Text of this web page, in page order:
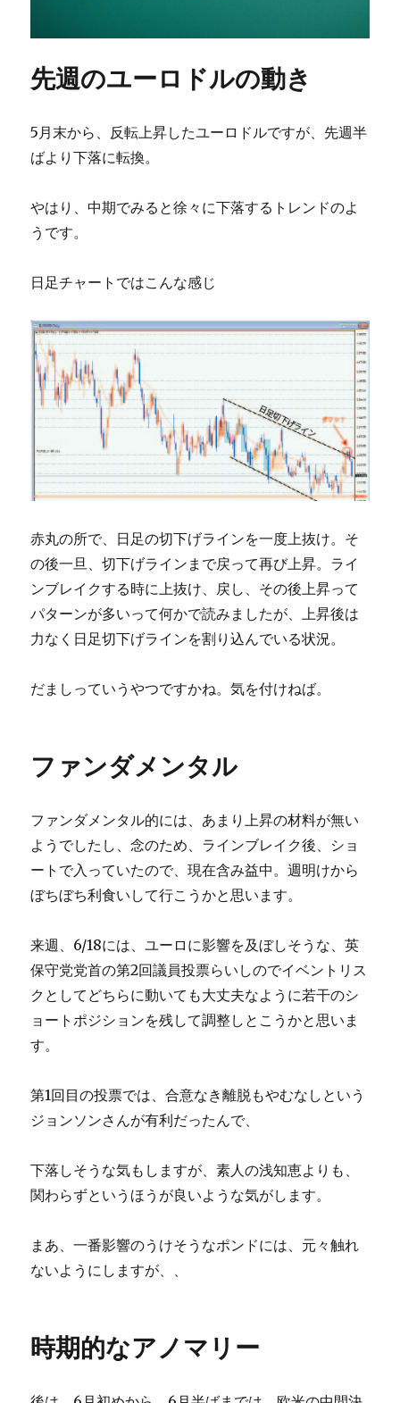
先週のユーロドルの動き
5月末から、反転上昇したユーロドルですが、先週半
ばより下落に転換。
やはり、中期でみると徐々に下落するトレンドのよ
うです。
日足チャートではこんな感じ
赤丸の所で、日足の切下げラインを一度上抜け。そ
の後一旦、切下げラインまで戻って再び上昇。ライ
ンブレイクする時に上抜け、戻し、その後上昇って
パターンが多いって何かで読みましたが、上昇後は
力なく日足切下げラインを割り込んでいる状況。
だましっていうやつですかね。気を付けねば。
ファンダメンタル
ファンダメンタル的には、あまり上昇の材料が無い
ようでしたし、念のため、ラインブレイク後、ショ
ートで入っていたので、現在含み益中。週明けから
ぼちぼち利食いして行こうかと思います。
来週、6/18には、ユーロに影響を及ぼしそうな、英
保守党党首の第2回議員投票らいしのでイベントリス
クとしてどちらに動いても大丈夫なように若干のシ
ョートポジションを残して調整しとこうかと思いま
す。
第1回目の投票では、合意なき離脱もやむなしという
ジョンソンさんが有利だったんで、
下落しそうな気もしますが、素人の浅知恵よりも、
関わらずというほうが良いような気がします。
まあ、一番影響のうけそうなポンドには、元々触れ
ないようにしますが、、
時期的なアノマリー